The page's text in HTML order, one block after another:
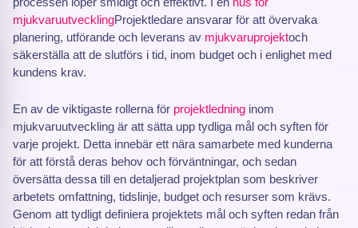
mjukvaruutvecklingProjektledare ansvarar för att övervaka
planering, utförande och leverans av mjukvaruprojektoch
säkerställa att de slutförs i tid, inom budget och i enlighet med
kundens krav.
En av de viktigaste rollerna för projektledning inom
mjukvaruutveckling är att sätta upp tydliga mål och syften för
varje projekt. Detta innebär ett nära samarbete med kunderna
för att förstå deras behov och förväntningar, och sedan
översätta dessa till en detaljerad projektplan som beskriver
arbetets omfattning, tidslinje, budget och resurser som krävs.
Genom att tydligt definiera projektets mål och syften redan från